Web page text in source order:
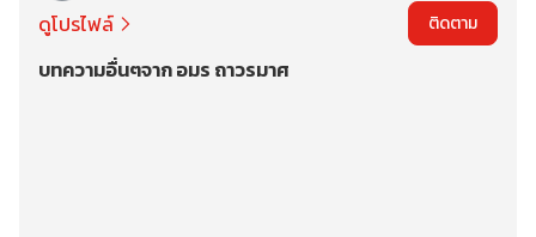
ดูโปรไฟล์
ติดตาม
บทความอื่นๆจาก อมร ถาวรมาศ